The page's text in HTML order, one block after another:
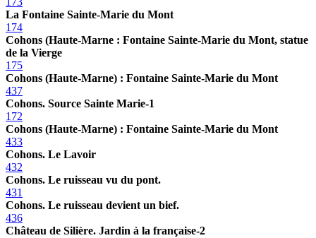
La Fontaine Sainte-Marie du Mont
174
Cohons (Haute-Marne : Fontaine Sainte-Marie du Mont, statue
de la Vierge
175
Cohons (Haute-Marne) : Fontaine Sainte-Marie du Mont
437
Cohons. Source Sainte Marie-1
172
Cohons (Haute-Marne) : Fontaine Sainte-Marie du Mont
433
Cohons. Le Lavoir
432
Cohons. Le ruisseau vu du pont.
431
Cohons. Le ruisseau devient un bief.
436
Château de Silière. Jardin à la française-2